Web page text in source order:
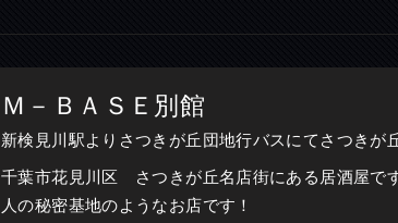
Ｍ－ＢＡＳＥ別館
新検見川駅よりさつきが丘団地行バスにてさつき
千葉市花見川区 さつきが丘名店街にある居酒屋で
人の秘密基地のようなお店です！